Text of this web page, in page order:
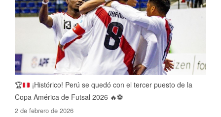
🏆
¡Histórico! Perú se quedó con el tercer puesto de la
Copa América de Futsal 2026 🔥⚽
2 de febrero de 2026